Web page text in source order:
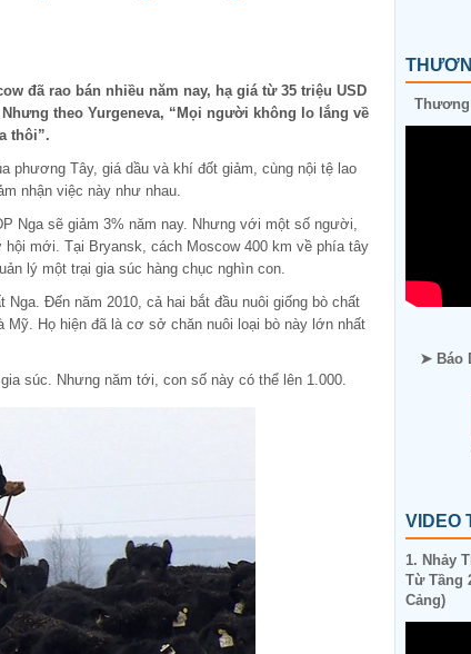
đã rao bán nhiều năm nay, hạ giá từ 35 triệu USD
theo Yurgeneva, “Mọi người không lo lắng về
thôi”.
phương Tây, giá dầu và khí đốt giảm, cùng nội tệ lao
nhận việc này như nhau.
Nga sẽ giảm 3% năm nay. Nhưng với một số người,
mới. Tại Bryansk, cách Moscow 400 km về phía tây
lý một trại gia súc hàng chục nghìn con.
Đến năm 2010, cả hai bắt đầu nuôi giống bò chất
Mỹ. Họ hiện đã là cơ sở chăn nuôi loại bò này lớn nhất
súc. Nhưng năm tới, con số này có thể lên 1.000.
Thương
➤ Báo
VIDEO
1. Nhảy
Từ Tầng
Cảng)